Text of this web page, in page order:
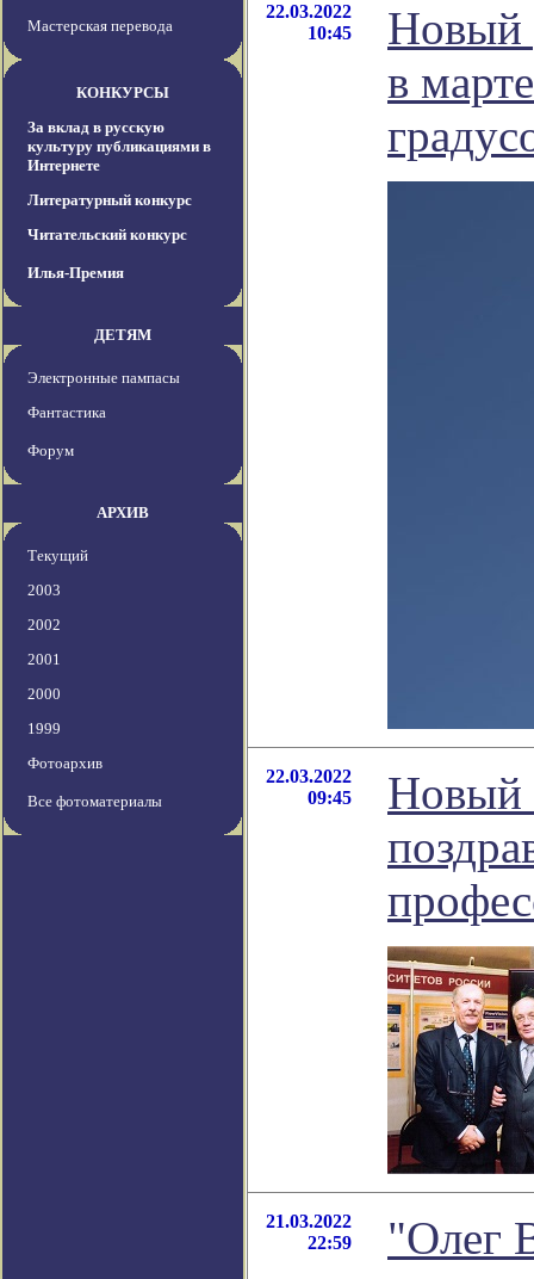
Мастерская перевода
КОНКУРСЫ
За вклад в русскую
культуру публикациями в
Интернете
Литературный конкурс
Читательский конкурс
Илья-Премия
ДЕТЯМ
Электронные пампасы
Фантастика
Форум
АРХИВ
Текущий
2003
2002
2001
2000
1999
Фотоархив
Все фотоматериалы
22.03.2022
10:45
Новый
в
22.03.2022
09:45
Новый
21.03.2022
22:59
"Олег